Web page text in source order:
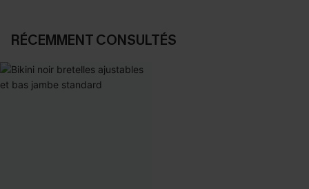
RÉCEMMENT CONSULTÉS